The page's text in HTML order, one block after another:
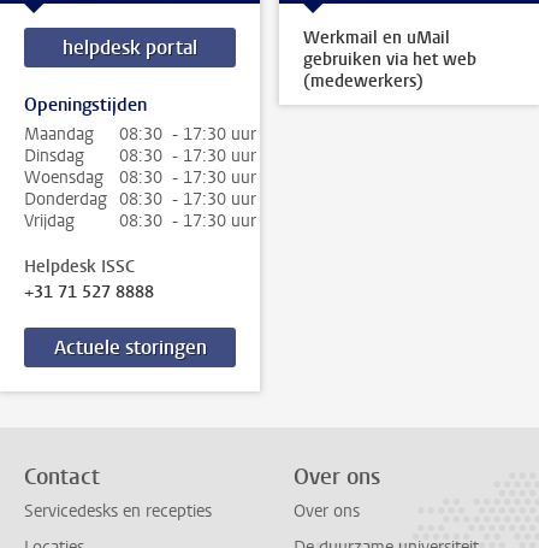
helpdesk portal
Openingstijden
Maandag
08:30 - 17:30 uur
Dinsdag
08:30 - 17:30 uur
Woensdag
08:30 - 17:30 uur
Donderdag 08:30 - 17:30 uur
Vrijdag
08:30 - 17:30 uur
Helpdesk ISSC
+31 71 527 8888
Actuele storingen
Werkmail en uMail
gebruiken via het web
(medewerkers)
Contact
Servicedesks en recepties
Over ons
Over ons